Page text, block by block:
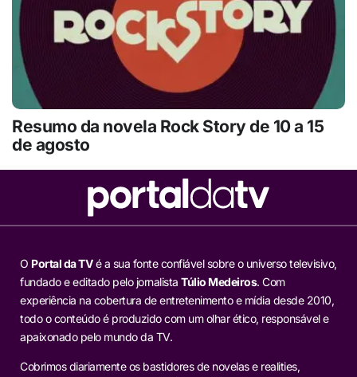
Resumo da novela Rock Story de 10 a 15
de agosto
O Portal da TVé a sua fonte confiável sobre o universo televisivo,
fundado e editado pelo jornalista Túlio Medeiros. Com
experiência na cobertura de entretenimento e mídia desde 2010,
todo o conteúdo é produzido com um olhar ético, responsável e
apaixonado pelo mundo da TV.
Cobrimos diariamente os bastidores de novelas e realities,